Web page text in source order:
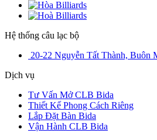
Hệ thống câu lạc bộ
20-22 Nguyễn Tất Thành, Buôn
Dịch vụ
Tư Vấn Mở CLB Bida
Thiết Kế Phong Cách Riêng
Lắp Đặt Bàn Bida
Vận Hành CLB Bida